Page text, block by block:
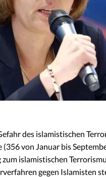
des islamistischen
von Januar bis
islamistischen
gegen Islamisten